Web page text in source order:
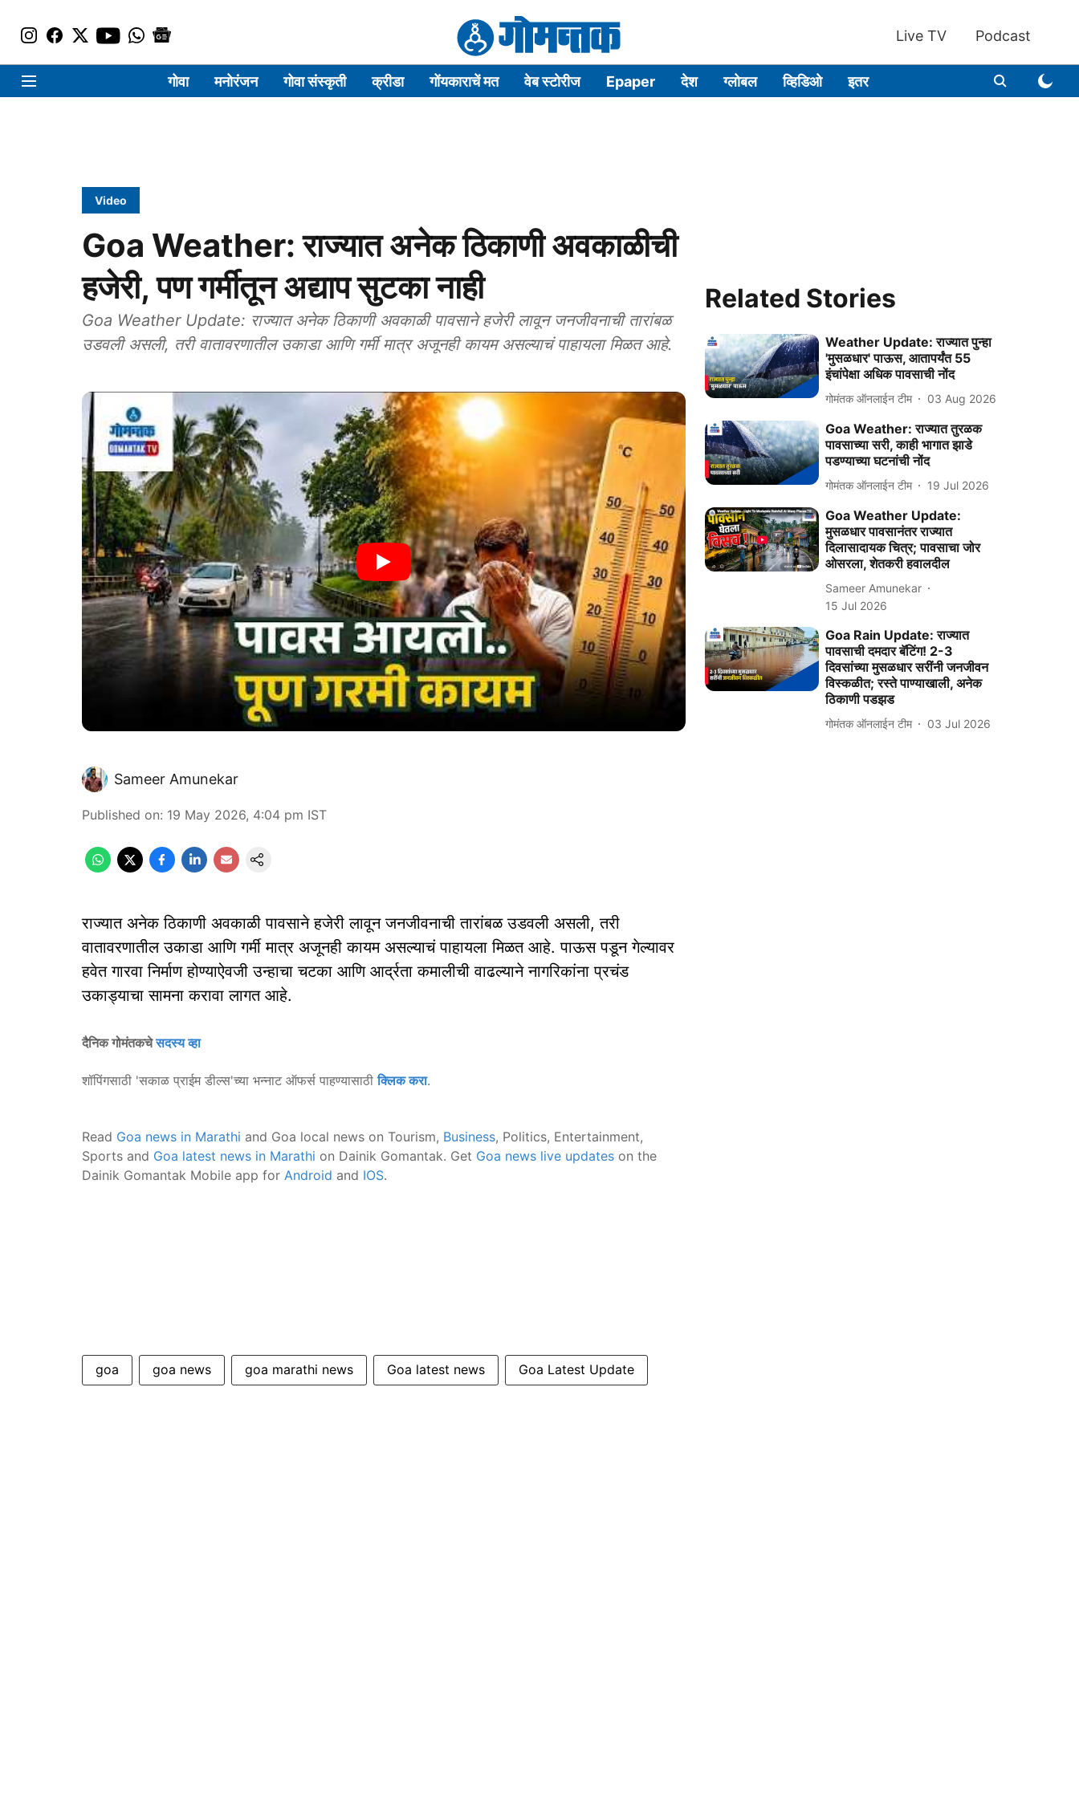
Live TV Podcast
गोवा मनोरंजन गोवा संस्कृती क्रीडा गोंयकाराचें मत वेब स्टोरीज Epaper देश ग्लोबल व्हिडिओ इतर
Video
Goa Weather: राज्यात अनेक ठिकाणी अवकाळीची
हजेरी, पण गर्मीतून अद्याप सुटका नाही
Goa Weather Update: राज्यात अनेक ठिकाणी अवकाळी पावसाने हजेरी लावून जनजीवनाची तारांबळ
उडवली असली, तरी वातावरणातील उकाडा आणि गर्मी मात्र अजूनही कायम असल्याचं पाहायला मिळत आहे.
Sameer Amunekar
Published on: 19 May 2026, 4:04 pm IST
राज्यात अनेक ठिकाणी अवकाळी पावसाने हजेरी लावून जनजीवनाची तारांबळ उडवली असली, तरी
वातावरणातील उकाडा आणि गर्मी मात्र अजूनही कायम असल्याचं पाहायला मिळत आहे. पाऊस पडून गेल्यावर
हवेत गारवा निर्माण होण्याऐवजी उन्हाचा चटका आणि आर्द्रता कमालीची वाढल्याने नागरिकांना प्रचंड
उकाड्याचा सामना करावा लागत आहे.
दैनिक गोमंतकचेसदस्य व्हा
शॉपिंगसाठी 'सकाळ प्राईम डील्स'च्या भन्नाट ऑफर्स पाहण्यासाठीक्लिक करा.
Read Goa news in Marathi and Goa local news on Tourism, Business, Politics, Entertainment,
Sports and Goa latest news in Marathi on Dainik Gomantak. Get Goa news live updates on the
Dainik Gomantak Mobile app for Android and IOS.
goa goa news goa marathi news Goa latest news Goa Latest Update
Related Stories
Weather Update: राज्‍यात पुन्‍हा
'मुसळधार' पाऊस, आतापर्यंत 55
इंचांपेक्षा अधिक पावसाची नोंद
गोमंतक ऑनलाईन टीम 03 Aug 2026
Goa Weather: राज्यात तुरळक
पावसाच्या सरी, काही भागात झाडे
पडण्याच्या घटनांची नोंद
गोमंतक ऑनलाईन टीम 19 Jul 2026
Goa Weather Update:
मुसळधार पावसानंतर राज्यात
दिलासादायक चित्र; पावसाचा जोर
ओसरला, शेतकरी हवालदील
Sameer Amunekar
15 Jul 2026
Goa Rain Update: राज्यात
पावसाची दमदार बॅटिंग! 2-3
दिवसांच्या मुसळधार सरींनी जनजीवन
विस्कळीत; रस्ते पाण्याखाली, अनेक
ठिकाणी पडझड
गोमंतक ऑनलाईन टीम 03 Jul 2026